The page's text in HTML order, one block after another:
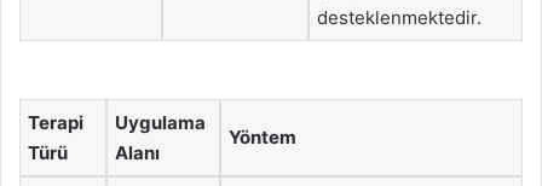
desteklenmektedir.
Terapi
Türü
Uygulama
Alanı
Yöntem